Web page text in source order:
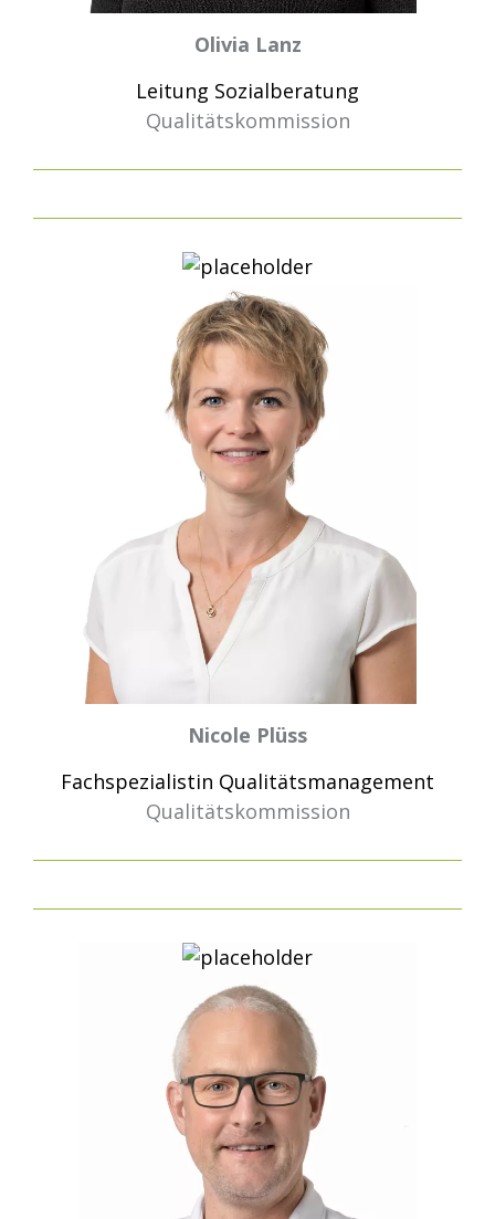
Olivia Lanz
Leitung Sozialberatung
Qualitätskommission
Nicole Plüss
Fachspezialistin Qualitätsmanagement
Qualitätskommission